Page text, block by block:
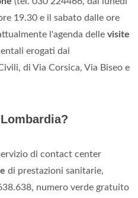
19.30 e il sabato dalle ore
l'agenda delle visite
erogati dai
di Via Corsica, Via Biseo e
di contact center
di prestazioni sanitarie,
numero verde gratuito